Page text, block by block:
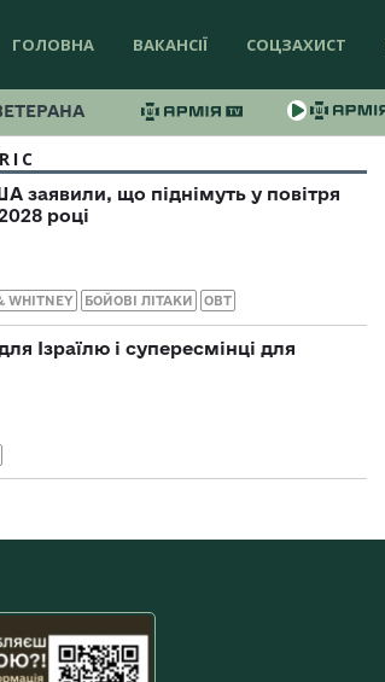
ГОЛОВНА ВАКАНСІЇ СОЦЗАХИСТ
заявили, що піднімуть у повітря
році
WHITNEY БОЙОВІ ЛІТАКИ ОВТ
Ізраїлю і супересмінці для